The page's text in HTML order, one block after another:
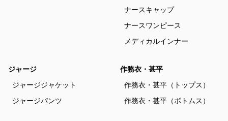
ナースキャップ
ナースワンピース
メディカルインナー
ジャージ
ジャージジャケット
ジャージパンツ
作務衣・甚平
作務衣・甚平（トップス）
作務衣・甚平（ボトムス）